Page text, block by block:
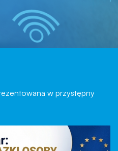
w przystępny